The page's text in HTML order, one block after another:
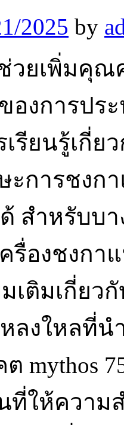
2025 by
วยเพิ่มคุ
ของการป
เรียนรู้เกี่
การชงก
สำหรับบา
รื่องชงก
มเติมเกี่ย
ลงใหลที่น
mythos
ให้ความ